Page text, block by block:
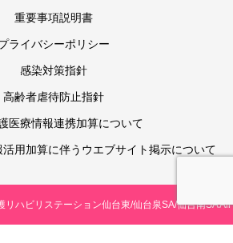
重要事項説明書
ライバシーポリシー
感染対策指針
高齢者虐待防止指針
医療情報連携加算について
用加算に伴うウエブサイト掲示について
ハビリステーション仙台東/仙台泉SA/仙台南SA All